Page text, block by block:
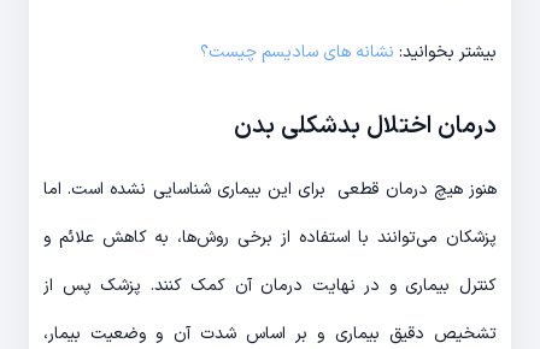
بیشتر بخوانید: نشانه های سادیسم چیست؟
درمان اختلال بدشکلی بدن
هنوز هیچ درمان قطعی برای این بیماری شناسایی نشده است. اما
پزشکان می‌توانند با استفاده از برخی روش‌ها، به کاهش علائم و
کنترل بیماری و در نهایت درمان آن کمک کنند. پزشک پس از
تشخیص دقیق بیماری و بر اساس شدت آن و وضعیت بیمار،